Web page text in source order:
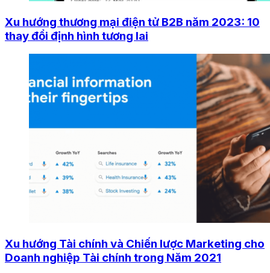
Xu hướng thương mại điện tử B2B năm 2023: 10
thay đổi định hình tương lai
Xu hướng Tài chính và Chiến lược Marketing cho
Doanh nghiệp Tài chính trong Năm 2021